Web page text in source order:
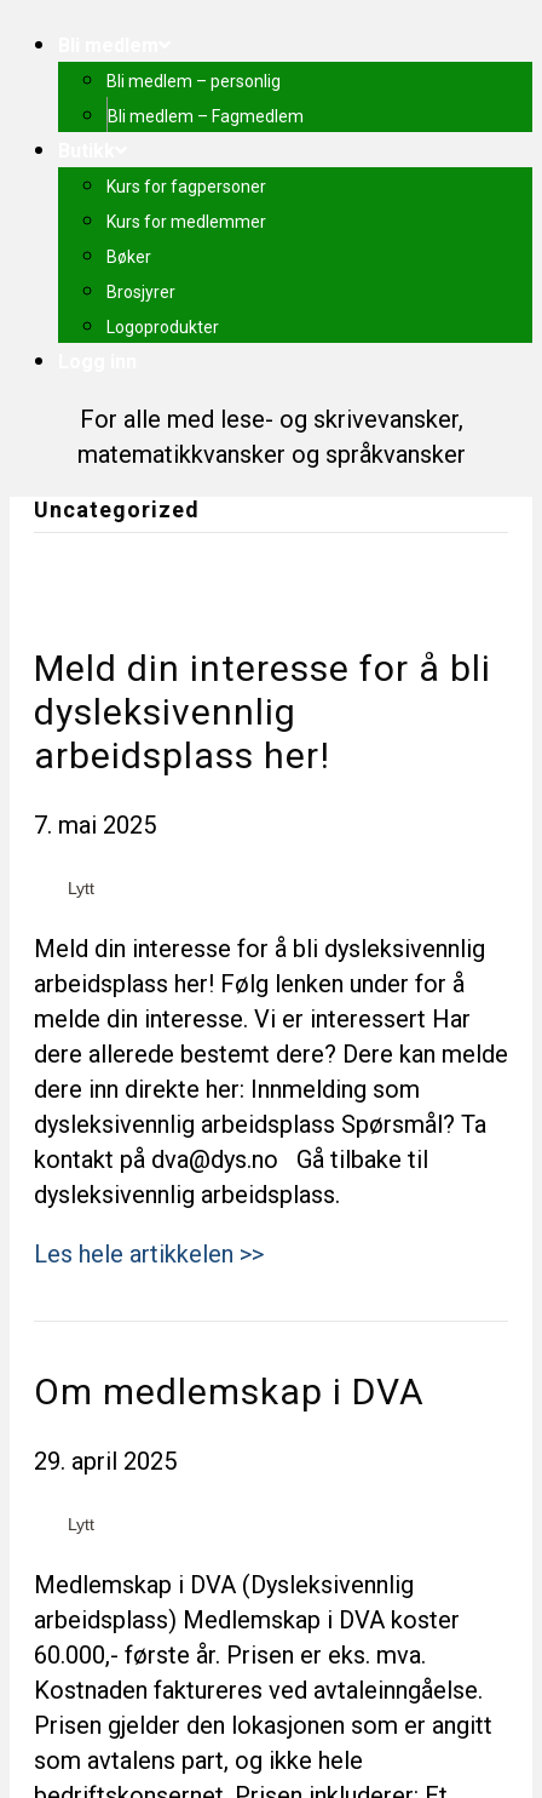
Bli medlem – personlig
Bli medlem – Fagmedlem
Kurs for fagpersoner
Kurs for medlemmer
Bøker
Brosjyrer
Logoprodukter
For alle med lese- og skrivevansker,
matematikkvansker og språkvansker
Uncategorized
Meld din interesse for å bli
dysleksivennlig
arbeidsplass her!
7. mai 2025
Lytt
Meld din interesse for å bli dysleksivennlig
arbeidsplass her! Følg lenken under for å
melde din interesse. Vi er interessert Har
dere allerede bestemt dere? Dere kan melde
dere inn direkte her: Innmelding som
dysleksivennlig arbeidsplass Spørsmål? Ta
kontakt på dva@dys.no Gå tilbake til
dysleksivennlig arbeidsplass.
Les hele artikkelen >>
Om medlemskap i DVA
29. april 2025
Lytt
Medlemskap i DVA (Dysleksivennlig
arbeidsplass) Medlemskap i DVA koster
60.000,- første år. Prisen er eks. mva.
Kostnaden faktureres ved avtaleinngåelse.
Prisen gjelder den lokasjonen som er angitt
som avtalens part, og ikke hele